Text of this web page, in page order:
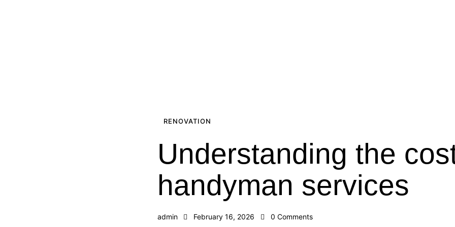
RENOVATION
Understanding the
handyman services
admin February 16, 2026 0 Comments